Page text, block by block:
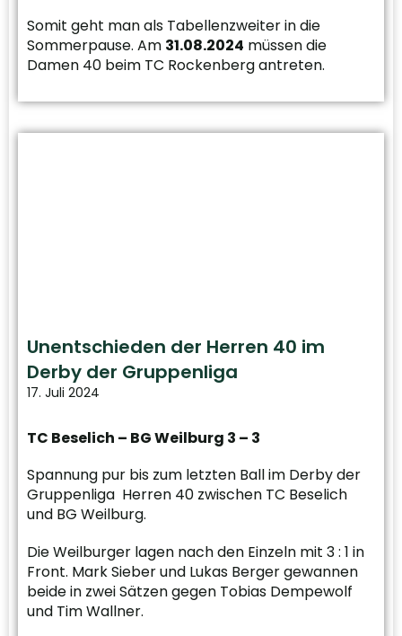
Somit geht man als Tabellenzweiter in die
Sommerpause. Am 31.08.2024 müssen die
Damen 40 beim TC Rockenberg antreten.
Unentschieden der Herren 40 im
Derby der Gruppenliga
17. Juli 2024
TC Beselich – BG Weilburg 3 – 3
Spannung pur bis zum letzten Ball im Derby der
Gruppenliga Herren 40 zwischen TC Beselich
und BG Weilburg.
Die Weilburger lagen nach den Einzeln mit 3 : 1 in
Front. Mark Sieber und Lukas Berger gewannen
beide in zwei Sätzen gegen Tobias Dempewolf
und Tim Wallner.